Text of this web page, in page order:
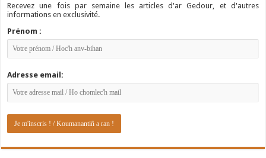
Recevez une fois par semaine les articles d'ar Gedour, et d'autres
informations en exclusivité.
Prénom :
Adresse email: